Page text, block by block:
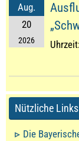
Aug.
20
2026 Uhrzeit:
Nützliche Links
Die